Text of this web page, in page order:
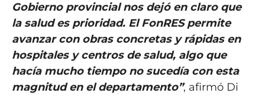
Gobierno provincial nos dejó en claro que
la salud es prioridad. El FonRES permite
avanzar con obras concretas y rápidas en
hospitales y centros de salud, algo que
hacía mucho tiempo no sucedía con esta
magnitud en el departamento”, afirmó Di